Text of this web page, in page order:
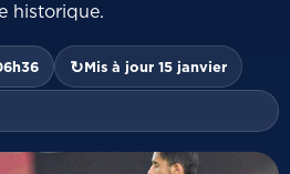
historique.
↻Mis à jour 15 janvier